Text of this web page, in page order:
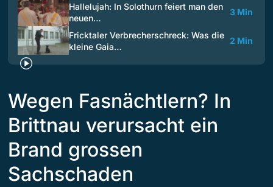
Hallelujah: In Solothurn feiert man den
neuen…
3 Min
Fricktaler Verbrecherschreck: Was die
kleine Gaia…
2 Min
Wegen Fasnächtlern? In
Brittnau verursacht ein
Brand grossen
Sachschaden